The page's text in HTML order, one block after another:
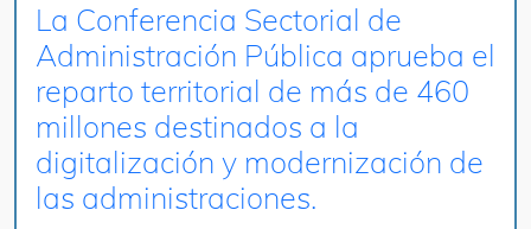
La Conferencia Sectorial de
Administración Pública aprueba el
reparto territorial de más de 460
millones destinados a la
digitalización y modernización de
las administraciones.